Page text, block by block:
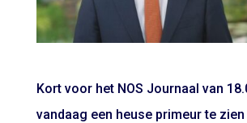
Kort voor het NOS Journaal van
vandaag een heuse primeur te zien